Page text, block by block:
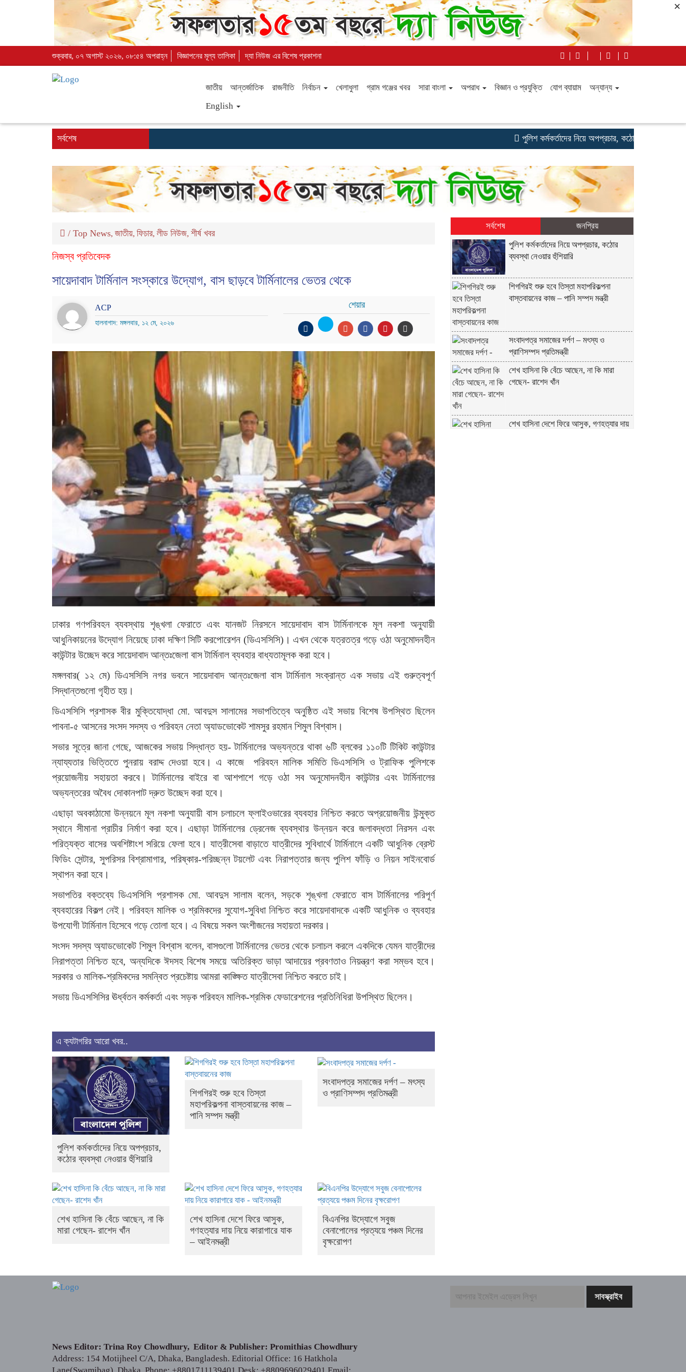
×
শুক্রবার, ০৭ অগাস্ট ২০২৬, ০৮:৫৪ অপরাহ্ন বিজ্ঞাপনের মূল্য তালিকা দ্যা নিউজ এর বিশেষ প্রকাশনা
জাতীয় আন্তর্জাতিক রাজনীতি নির্বাচন খেলাধুলা গ্রাম গঞ্জের খবর সারা বাংলা অপরাধ বিজ্ঞান ও প্রযুক্তি যোগ ব্যায়াম
অন্যান্য
English
সর্বশেষ পুলিশ কর্মকর্তাদের নিয়ে অপপ্রচার, কঠোর ব্যবস্থা নেওয়ার
/ Top News, জাতীয়, ফিচার, লীড নিউজ, শীর্ষ খবর
নিজস্ব প্রতিবেদক
সায়েদাবাদ টার্মিনাল সংস্কারে উদ্যোগ, বাস ছাড়বে টার্মিনালের ভেতর থেকে
ACP
হালনাগাদ: মঙ্গলবার, ১২ মে, ২০২৬
শেয়ার
ঢাকার গণপরিবহন ব্যবস্থায় শৃঙ্খলা ফেরাতে এবং যানজট নিরসনে সায়েদাবাদ বাস টার্মিনালকে মূল নকশা অনুযায়ী
আধুনিকায়নের উদ্যোগ নিয়েছে ঢাকা দক্ষিণ সিটি করপোরেশন (ডিএসসিসি)। এখন থেকে যত্রতত্র গড়ে ওঠা অনুমোদনহীন
কাউন্টার উচ্ছেদ করে সায়েদাবাদ আন্তঃজেলা বাস টার্মিনাল ব্যবহার বাধ্যতামূলক করা হবে।
মঙ্গলবার( ১২ মে) ডিএসসিসি নগর ভবনে সায়েদাবাদ আন্তঃজেলা বাস টার্মিনাল সংক্রান্ত এক সভায় এই গুরুত্বপূর্ণ
সিদ্ধান্তগুলো গৃহীত হয়।
ডিএসসিসি প্রশাসক বীর মুক্তিযোদ্ধা মো. আবদুস সালামের সভাপতিত্বে অনুষ্ঠিত এই সভায় বিশেষ উপস্থিত ছিলেন
পাবনা-৫ আসনের সংসদ সদস্য ও পরিবহন নেতা অ্যাডভোকেট শামসুর রহমান শিমুল বিশ্বাস।
সভার সূত্রে জানা গেছে, আজকের সভায় সিদ্ধান্ত হয়- টার্মিনালের অভ্যন্তরে থাকা ৬টি ব্লকের ১১০টি টিকিট কাউন্টার
ন্যায্যতার ভিত্তিতে পুনরায় বরাদ্দ দেওয়া হবে। এ কাজে পরিবহন মালিক সমিতি ডিএসসিসি ও ট্রাফিক পুলিশকে
প্রয়োজনীয় সহায়তা করবে। টার্মিনালের বাইরে বা আশপাশে গড়ে ওঠা সব অনুমোদনহীন কাউন্টার এবং টার্মিনালের
অভ্যন্তরের অবৈধ দোকানপাট দ্রুত উচ্ছেদ করা হবে।
এছাড়া অবকাঠামো উন্নয়নে মূল নকশা অনুযায়ী বাস চলাচলে ফ্লাইওভারের ব্যবহার নিশ্চিত করতে অপ্রয়োজনীয় উন্মুক্ত
স্থানে সীমানা প্রাচীর নির্মাণ করা হবে। এছাড়া টার্মিনালের ড্রেনেজ ব্যবস্থার উন্নয়ন করে জলাবদ্ধতা নিরসন এবং
পরিত্যক্ত বাসের অবশিষ্টাংশ সরিয়ে ফেলা হবে। যাত্রীসেবা বাড়াতে যাত্রীদের সুবিধার্থে টার্মিনালে একটি আধুনিক ব্রেস্ট
ফিডিং সেন্টার, সুপরিসর বিশ্রামাগার, পরিষ্কার-পরিচ্ছন্ন টয়লেট এবং নিরাপত্তার জন্য পুলিশ ফাঁড়ি ও নিয়ন সাইনবোর্ড
স্থাপন করা হবে।
সভাপতির বক্তব্যে ডিএসসিসি প্রশাসক মো. আবদুস সালাম বলেন, সড়কে শৃঙ্খলা ফেরাতে বাস টার্মিনালের পরিপূর্ণ
ব্যবহারের বিকল্প নেই। পরিবহন মালিক ও শ্রমিকদের সুযোগ-সুবিধা নিশ্চিত করে সায়েদাবাদকে একটি আধুনিক ও ব্যবহার
উপযোগী টার্মিনাল হিসেবে গড়ে তোলা হবে। এ বিষয়ে সকল অংশীজনের সহায়তা দরকার।
সংসদ সদস্য অ্যাডভোকেট শিমুল বিশ্বাস বলেন, বাসগুলো টার্মিনালের ভেতর থেকে চলাচল করলে একদিকে যেমন যাত্রীদের
নিরাপত্তা নিশ্চিত হবে, অন্যদিকে ঈদসহ বিশেষ সময়ে অতিরিক্ত ভাড়া আদায়ের প্রবণতাও নিয়ন্ত্রণ করা সম্ভব হবে।
সরকার ও মালিক-শ্রমিকদের সমন্বিত প্রচেষ্টায় আমরা কাঙ্ক্ষিত যাত্রীসেবা নিশ্চিত করতে চাই।
সভায় ডিএসসিসির ঊর্ধ্বতন কর্মকর্তা এবং সড়ক পরিবহন মালিক-শ্রমিক ফেডারেশনের প্রতিনিধিরা উপস্থিত ছিলেন।
এ ক্যটাগরির আরো খবর..
পুলিশ কর্মকর্তাদের নিয়ে অপপ্রচার,
কঠোর ব্যবস্থা নেওয়ার হুঁশিয়ারি
শিগগিরই শুরু হবে তিস্তা
মহাপরিকল্পনা বাস্তবায়নের কাজ –
পানি সম্পদ মন্ত্রী
সংবাদপত্র সমাজের দর্পণ – মৎস্য
ও প্রাণিসম্পদ প্রতিমন্ত্রী
শেখ হাসিনা কি বেঁচে আছেন, না কি
মারা গেছেন- রাশেদ খাঁন
শেখ হাসিনা দেশে ফিরে আসুক,
গণহত্যার দায় নিয়ে কারাগারে যাক
– আইনমন্ত্রী
বিএনপির উদ্যোগে সবুজ
বেনাপোলের প্রত্যয়ে পঞ্চম দিনের
বৃক্ষরোপণ
সর্বশেষ
জনপ্রিয়
পুলিশ কর্মকর্তাদের নিয়ে অপপ্রচার, কঠোর
ব্যবস্থা নেওয়ার হুঁশিয়ারি
শিগগিরই শুরু হবে তিস্তা মহাপরিকল্পনা
বাস্তবায়নের কাজ – পানি সম্পদ মন্ত্রী
সংবাদপত্র সমাজের দর্পণ – মৎস্য ও
প্রাণিসম্পদ প্রতিমন্ত্রী
শেখ হাসিনা কি বেঁচে আছেন, না কি মারা
গেছেন- রাশেদ খাঁন
শেখ হাসিনা দেশে ফিরে আসুক, গণহত্যার দায়
News Editor: Trina Roy Chowdhury, Editor & Publisher: Promithias Chowdhury
Address: 154 Motijheel C/A, Dhaka, Bangladesh. Editorial Office: 16 Hatkhola